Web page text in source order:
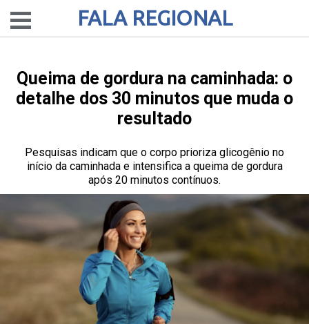
FALA REGIONAL
Queima de gordura na caminhada: o
detalhe dos 30 minutos que muda o
resultado
Pesquisas indicam que o corpo prioriza glicogênio no
início da caminhada e intensifica a queima de gordura
após 20 minutos contínuos.